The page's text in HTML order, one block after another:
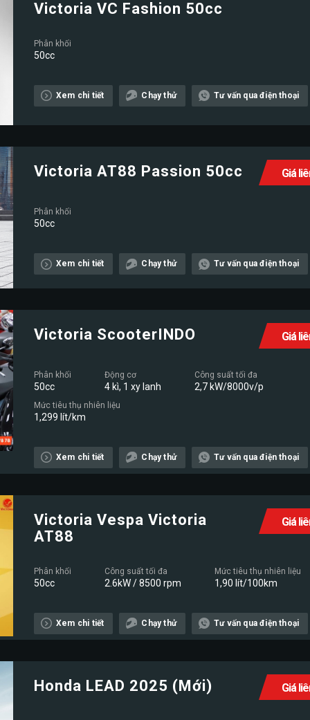
Victoria VC Fashion 50cc
Phân khối
50cc
Xem chi tiết Chạy thử Tư vấn qua điện thoại
Giá
Victoria AT88 Passion 50cc
Phân khối
50cc
Xem chi tiết Chạy thử Tư vấn qua điện thoại
Giá
Victoria ScooterINDO
Phân khối
50cc
Động cơ
4 kì, 1 xy lanh
Công suất tối đa
2,7 kW/8000v/p
Mức tiêu thụ nhiên liệu
1,299 lít/km
Xem chi tiết Chạy thử Tư vấn qua điện thoại
Giá
Victoria Vespa Victoria
AT88
Phân khối
50cc
Công suất tối đa
2.6kW / 8500 rpm
Mức tiêu thụ nhiên liệu
1,90 lít/100km
Xem chi tiết Chạy thử Tư vấn qua điện thoại
Giá
Honda LEAD 2025 (Mới)